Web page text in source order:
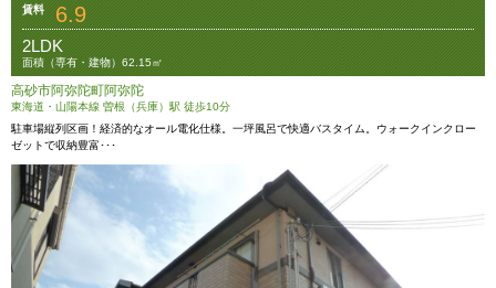
賃料 6.9
2LDK
面積（専有・建物）62.15㎡
高砂市阿弥陀町阿弥陀
東海道・山陽本線 曽根（兵庫）駅 徒歩10分
駐車場縦列区画！経済的なオール電化仕様。一坪風呂で快適バスタイム。ウォークインクロー
ゼットで収納豊富･･･